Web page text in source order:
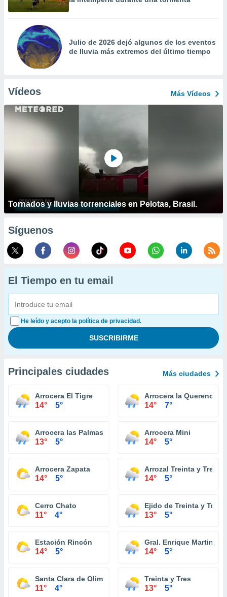
Julio de 2026 dejó algunos de los eventos
de lluvia más extremos del último tiempo
Vídeos Más Vídeos
Tornados y lluvias torrenciales en Pelotas, Brasil.
Síguenos
El Tiempo en tu email
He leído y acepto la política de privacidad.
Principales ciudades Más ciudades
Arrocera El Tigre
14° 5°
Arrocera la Querencia
14° 7°
Arrocera las Palmas
13° 5°
Arrocera Mini
14° 5°
Arrocera Zapata
14° 5°
Arrozal Treinta y Tres
14° 5°
Cerro Chato
11° 4°
Ejido de Treinta y Tres
13° 5°
Estación Rincón
14° 5°
Gral. Enrique Martinez
14° 5°
Santa Clara de Olimar
11° 4°
Treinta y Tres
13° 5°